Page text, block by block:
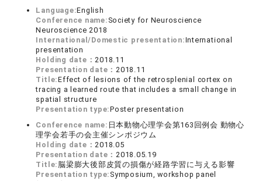
Language:English
Conference name: Society for Neuroscience
Neuroscience 2018
International/Domestic presentation:International
presentation
Holding date：2018.11
Presentation date：2018.11
Title:Effect of lesions of the retrosplenial cortex on
tracing a learned route that includes a small change in
spatial structure
Presentation type:Poster presentation
Conference name: 日本動物心理学会第163回例会 動物心
理学会若手の会主催シンポジウム
Holding date：2018.05
Presentation date：2018.05.19
Title: 脳梁膨大後部皮質の損傷が経路学習に与える影響
Presentation type: Symposium, workshop panel